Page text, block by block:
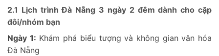
2.1 Lịch trình Đà Nẵng 3 ngày 2 đêm dành cho cặp
đôi/nhóm bạn
Ngày 1: Khám phá biểu tượng và không gian văn hóa
Đà Nẵng